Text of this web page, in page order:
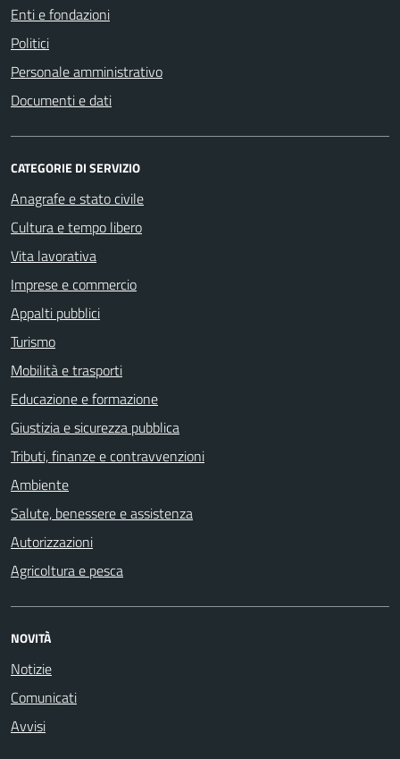
Enti e fondazioni
Politici
Personale amministrativo
Documenti e dati
CATEGORIE DI SERVIZIO
Anagrafe e stato civile
Cultura e tempo libero
Vita lavorativa
Imprese e commercio
Appalti pubblici
Turismo
Mobilità e trasporti
Educazione e formazione
Giustizia e sicurezza pubblica
Tributi, finanze e contravvenzioni
Ambiente
Salute, benessere e assistenza
Autorizzazioni
Agricoltura e pesca
NOVITÀ
Notizie
Comunicati
Avvisi